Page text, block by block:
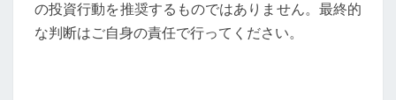
の投資行動を推奨するものではありません。最終的
な判断はご自身の責任で行ってください。